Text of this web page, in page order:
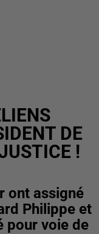
DE
!
ont assigné
Philippe et
pour voie de